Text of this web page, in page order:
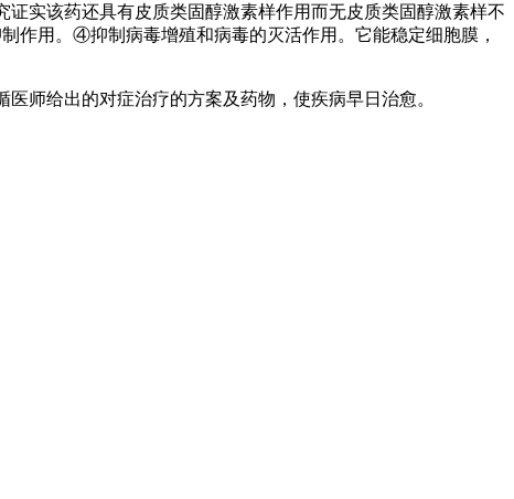
实该药还具有皮质类固醇激素样作用而无皮质类固醇激素样不
用。④抑制病毒增殖和病毒的灭活作用。它能稳定细胞膜，
师给出的对症治疗的方案及药物，使疾病早日治愈。